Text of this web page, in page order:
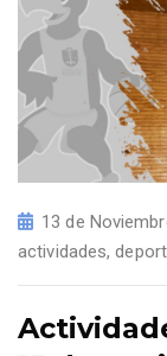
13 de
actividades,